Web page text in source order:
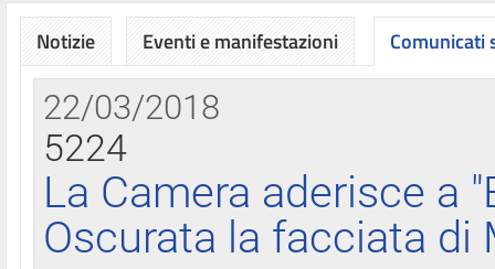
Notizie Eventi e manifestazioni Comunicati
22/03/2018
5224
La Camera aderisce a
Oscurata la facciata di